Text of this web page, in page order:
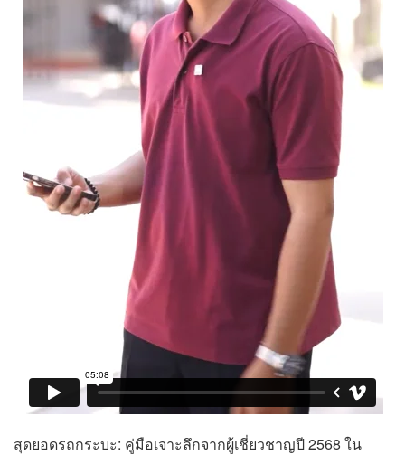
สุดยอดรถกระบะ: คู่มือเจาะลึกจากผู้เชี่ยวชาญปี 2568 ใน